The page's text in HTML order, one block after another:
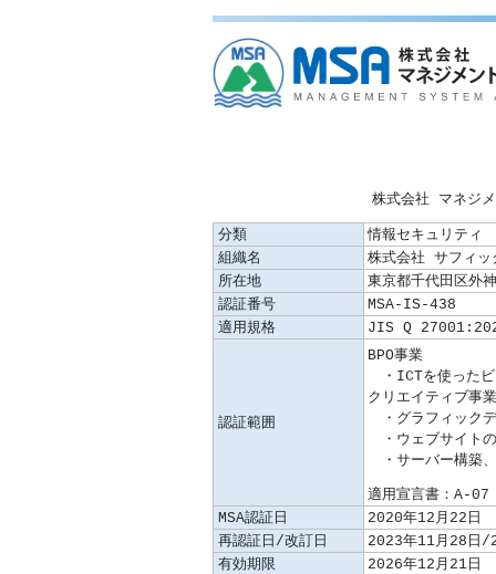
株式会社 マネジ
分類
情報セキュリティ
組織名
株式会社 サフィ
所在地
東京都千代田区外
認証番号
MSA-IS-438
適用規格
JIS Q
認証範囲
適用宣言書：A-
MSA認証日
2020年12月22日
再認証日/改訂日
2023年11月28日/
有効期限
2026年12月21日